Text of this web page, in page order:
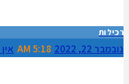
רכילות
נובמבר 22, 2022 5:18 AM